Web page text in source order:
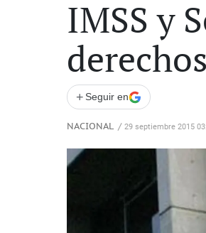
IMSS y
+ Seguir en
NACIONAL / 29 septiembre 2015